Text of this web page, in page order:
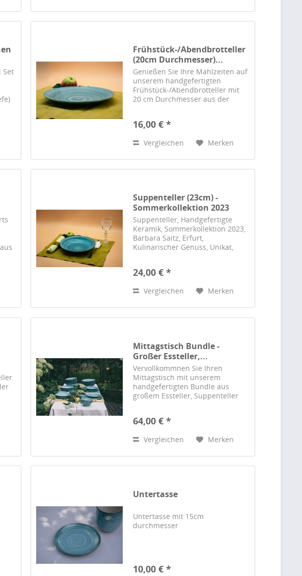
Set
Frühstück-/Abendbrotteller
(20cm Durchmesser)...
Genießen Sie Ihre Mahlzeiten auf
unserem handgefertigten
Frühstück-/Abendbrotteller mit
20 cm Durchmesser aus der
Design, höchste Qualität.
16,00 € *
Vergleichen Merken
Suppenteller (23cm) -
Sommerkollektion 2023
Suppenteller, Handgefertigte
Keramik, Sommerkollektion 2023,
Barbara Saitz, Erfurt,
Kulinarischer Genuss, Unikat,
Einzigartiges Design
24,00 € *
Vergleichen Merken
Mittagstisch Bundle -
Großer Essteller,...
Vervollkommnen Sie Ihren
Mittagstisch mit unserem
handgefertigten Bundle aus
großem Essteller, Suppenteller
Saitz aus Erfurt.
64,00 € *
Vergleichen Merken
Untertasse
Untertasse mit 15cm
durchmesser
10,00 € *